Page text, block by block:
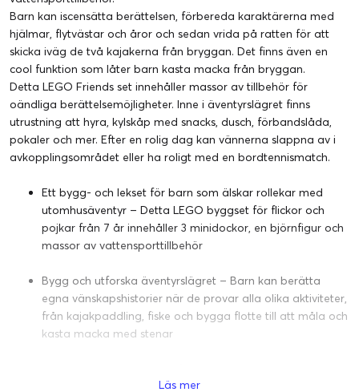
Barn kan iscensätta berättelsen, förbereda karaktärerna med
hjälmar, flytvästar och åror och sedan vrida på ratten för att
skicka iväg de två kajakerna från bryggan. Det finns även en
cool funktion som låter barn kasta macka från bryggan.
Detta LEGO Friends set innehåller massor av tillbehör för
oändliga berättelsemöjligheter. Inne i äventyrslägret finns
utrustning att hyra, kylskåp med snacks, dusch, förbandslåda,
pokaler och mer. Efter en rolig dag kan vännerna slappna av i
avkopplingsområdet eller ha roligt med en bordtennismatch.
Ett bygg- och lekset för barn som älskar rollekar med
utomhusäventyr – Detta LEGO byggset för flickor och
pojkar från 7 år innehåller 3 minidockor, en björnfigur och
massor av vattensporttillbehör
Bygg och utforska äventyrslägret – Barn kan berätta
egna vänskapshistorier när de provar alla olika aktiviteter,
från kajakpaddling, fiske och bygga flotte till att måla och
kasta macka med stenar
minidockorna Autumn, Liann och Zac, en björnfigur och
Läs mer